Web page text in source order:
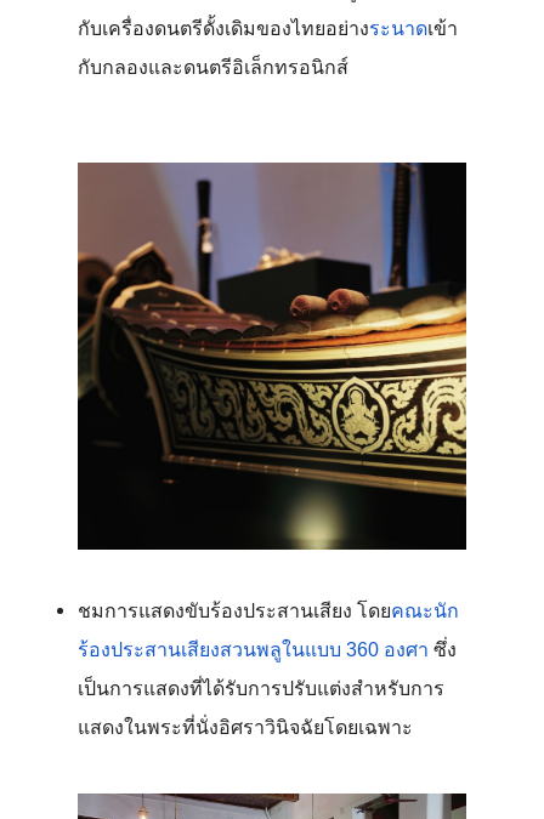
กับเครื่องดนตรีดั้งเดิมของไทยอย่างระนาดเข้า
กับกลองและดนตรีอิเล็กทรอนิกส์
ชมการแสดงขับร้องประสานเสียง โดยคณะนัก
ร้องประสานเสียงสวนพลูในแบบ 360 องศา ซึ่ง
เป็นการแสดงที่ได้รับการปรับแต่งสำหรับการ